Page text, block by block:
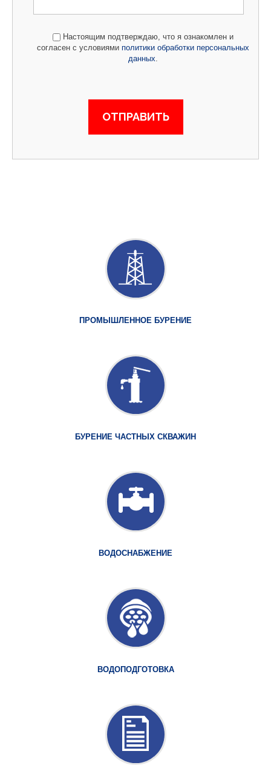
Настоящим подтверждаю, что я ознакомлен и
согласен с условиями политики обработки персональных
данных
ПРОМЫШЛЕННОЕ БУРЕНИЕ
БУРЕНИЕ ЧАСТНЫХ СКВАЖИН
ВОДОСНАБЖЕНИЕ
ВОДОПОДГОТОВКА